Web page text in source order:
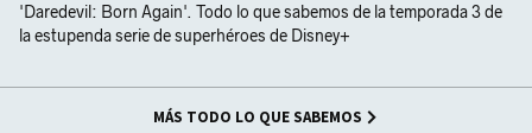
'Daredevil: Born Again'. Todo lo que sabemos de la temporada 3 de
la estupenda serie de superhéroes de Disney+
MÁS TODO LO QUE SABEMOS